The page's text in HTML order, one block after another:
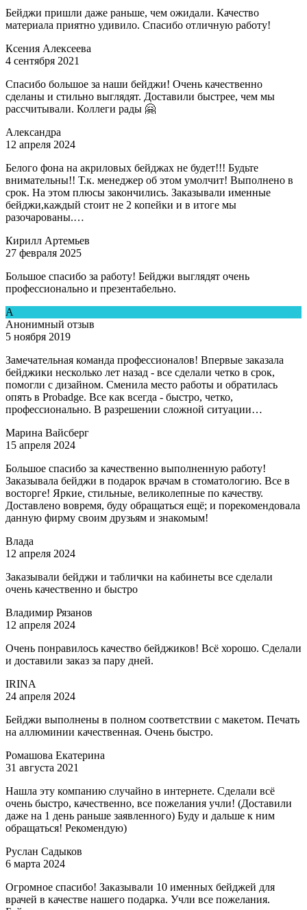
Бейджи пришли даже раньше, чем ожидали. Качество
материала приятно удивило. Спасибо отличную работу!
Ксения Алексеева
4 сентября 2021
Спасибо большое за наши бейджи! Очень качественно
сделаны и стильно выглядят. Доставили быстрее, чем мы
рассчитывали. Коллеги рады 🤗
Александра
12 апреля 2024
Белого фона на акриловых бейджах не будет!!! Будьте
внимательны!! Т.к. менеджер об этом умолчит! Выполнено в
срок. На этом плюсы закончились. Заказывали именные
бейджи,каждый стоит не 2 копейки и в итоге мы
разочарованы.…
Кирилл Артемьев
27 февраля 2025
Большое спасибо за работу! Бейджи выглядят очень
профессионально и презентабельно.
А
Анонимный отзыв
5 ноября 2019
Замечательная команда профессионалов! Впервые заказала
бейджики несколько лет назад - все сделали четко в срок,
помогли с дизайном. Сменила место работы и обратилась
опять в Рrobadge. Все как всегда - быстро, четко,
профессионально. В разрешении сложной ситуации…
Марина Вайсберг
15 апреля 2024
Большое спасибо за качественно выполненную работу!
Заказывала бейджи в подарок врачам в стоматологию. Все в
восторге! Яркие, стильные, великолепные по качеству.
Доставлено вовремя, буду обращаться ещё; и порекомендовала
данную фирму своим друзьям и знакомым!
Влада
12 апреля 2024
Заказывали бейджи и таблички на кабинеты все сделали
очень качественно и быстро
Владимир Рязанов
12 апреля 2024
Очень понравилось качество бейджиков! Всё хорошо. Сделали
и доставили заказ за пару дней.
IRINA
24 апреля 2024
Бейджи выполнены в полном соответствии с макетом. Печать
на аллюминии качественная. Очень быстро.
Ромашова Екатерина
31 августа 2021
Нашла эту компанию случайно в интернете. Сделали всё
очень быстро, качественно, все пожелания учли! (Доставили
даже на 1 день раньше заявленного) Буду и дальше к ним
обращаться! Рекомендую)
Руслан Садыков
6 марта 2024
Огромное спасибо! Заказывали 10 именных бейджей для
врачей в качестве нашего подарка. Учли все пожелания.